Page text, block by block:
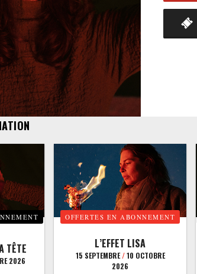
TÊTE
2026
OFFERTES EN ABONNEMENT
L’EFFET LISA
15 SEPTEMBRE/10 OCTOBRE
2026